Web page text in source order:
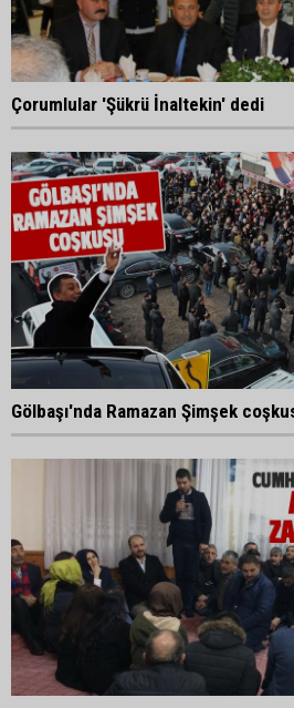
Çorumlular 'Şükrü İnaltekin' dedi
Gölbaşı'nda Ramazan Şimşek